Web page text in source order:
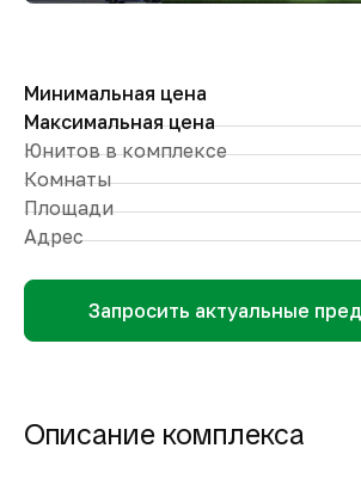
Минимальная цена
Максимальная цена
Юнитов в комплексе
Комнаты
Площади
Адрес
Запросить актуальные
Описание комплекса